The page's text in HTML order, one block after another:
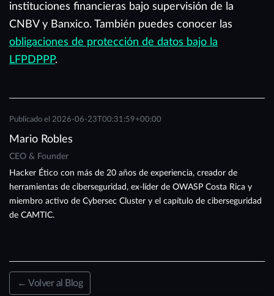
instituciones financieras bajo supervisión de la
CNBV y Banxico. También puedes conocer las
obligaciones de protección de datos bajo la
LFPDPPP.
Publicado el 2026-06-23T00:31:59+00:00
Mario Robles
CEO & Founder
Hacker Ético con más de 20 años de experiencia, creador de
herramientas de ciberseguridad, ex-líder de OWASP Costa Rica y
miembro activo de Cybersec Cluster y el capítulo de ciberseguridad
de CAMTIC.
← Volver al Blog